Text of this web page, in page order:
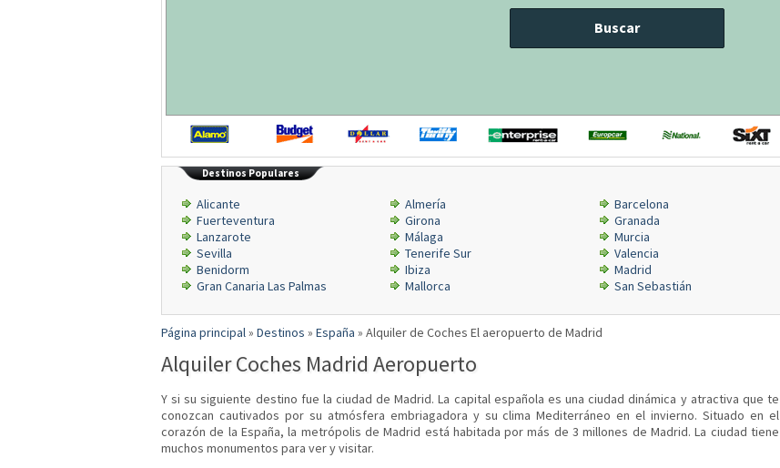
Buscar
Destinos Populares
Alicante Almería Barcelona
Fuerteventura
Girona Granada
Lanzarote
Málaga Murcia
Sevilla
Tenerife Sur Valencia
Benidorm
Ibiza Madrid
Gran Canaria Las Palmas
Mallorca San Sebastián
Página principal» Destinos » España » Alquiler de Coches El aeropuerto de Madrid
Alquiler Coches Madrid Aeropuerto
Y si su siguiente destino fue la ciudad de Madrid. La capital española es una ciudad dinámica y atractiva que te
conozcan cautivados por su atmósfera embriagadora y su clima Mediterráneo en el invierno. Situado en el
corazón de la España, la metrópolis de Madrid está habitada por más de 3 millones de Madrid. La ciudad tiene
muchos monumentos para ver y visitar.